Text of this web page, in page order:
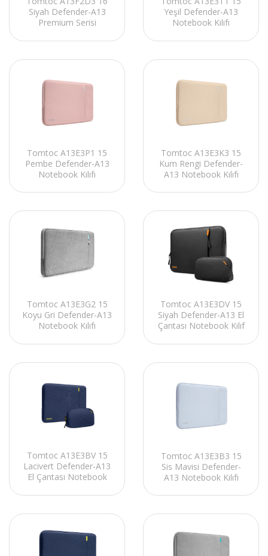
Siyah Defender-A13
Premium Serisi
Yeşil Defender-A13
Notebook Kılıfı
Tomtoc A13E3P1 15
Pembe Defender-A13
Notebook Kılıfı
Tomtoc A13E3K3 15
Kum Rengi Defender-
A13 Notebook Kılıfı
Tomtoc A13E3G2 15
Koyu Gri Defender-A13
Notebook Kılıfı
Tomtoc A13E3DV 15
Siyah Defender-A13 El
Çantası Notebook Kılıf
Tomtoc A13E3BV 15
Lacivert Defender-A13
El Çantası Notebook
Tomtoc A13E3B3 15
Sis Mavisi Defender-
A13 Notebook Kılıfı